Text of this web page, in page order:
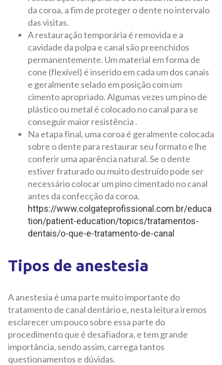
da coroa, a fim de proteger o dente no intervalo
das visitas.
A restauração temporária é removida e a
cavidade da polpa e canal são preenchidos
permanentemente. Um material em forma de
cone (flexível) é inserido em cada um dos canais
e geralmente selado em posição com um
cimento apropriado. Algumas vezes um pino de
plástico ou metal é colocado no canal para se
conseguir maior resistência .
Na etapa final, uma coroa é geralmente colocada
sobre o dente para restaurar seu formato e lhe
conferir uma aparência natural. Se o dente
estiver fraturado ou muito destruído pode ser
necessário colocar um pino cimentado no canal
antes da confecção da coroa.
https://www.colgateprofissional.com.br/educa
tion/patient-education/topics/tratamentos-
dentais/o-que-e-tratamento-de-canal
Tipos de anestesia
A anestesia é uma parte muito importante do
tratamento de canal dentário e, nesta leitura iremos
esclarecer um pouco sobre essa parte do
procedimento que é desafiadora, e tem grande
importância, sendo assim, carrega tantos
questionamentos e dúvidas.